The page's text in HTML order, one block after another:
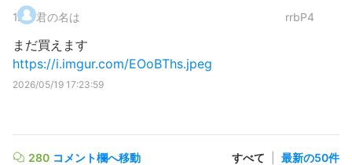
1. 君の名は rrbP4
まだ買えます
https://i.imgur.com/EOoBThs.jpeg
2026/05/19 17:23:59
280 コメント欄へ移動 すべて 最新の50件